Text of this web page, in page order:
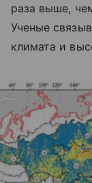
раза выше,
Ученые
климата и